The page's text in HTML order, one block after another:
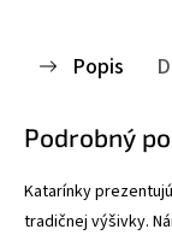
Popis
Podrobný
Katarínky
tradičnej výšivky.